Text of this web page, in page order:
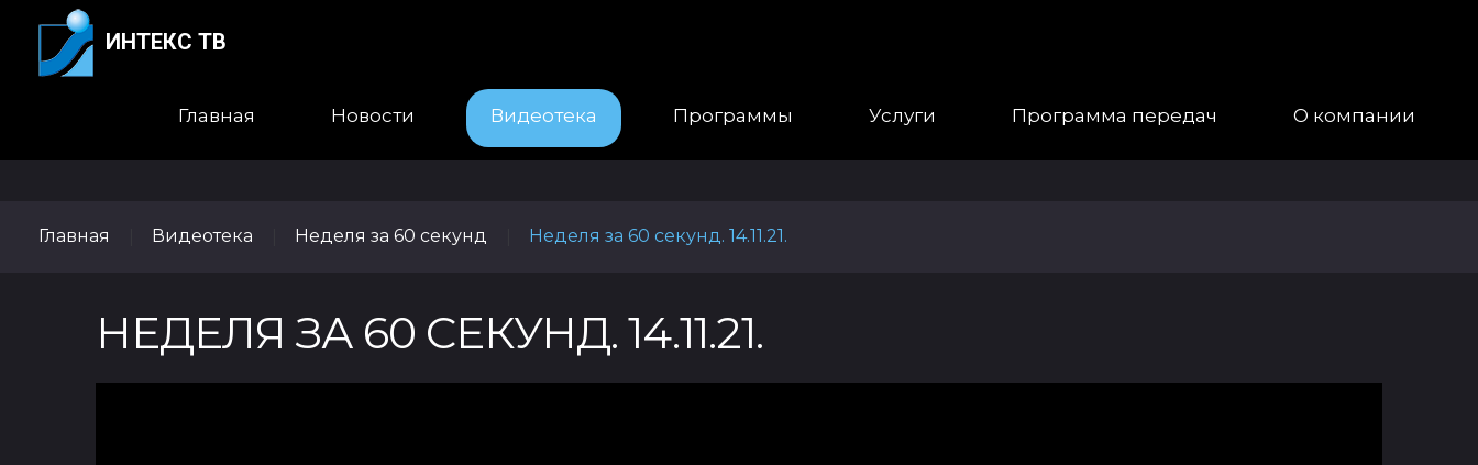
ИНТЕКС ТВ
Главная Новости Видеотека Программы Услуги Программа передач О компании
Главная Видеотека Неделя за 60 секунд Неделя за 60 секунд. 14.11.21.
НЕДЕЛЯ ЗА 60 СЕКУНД. 14.11.21.